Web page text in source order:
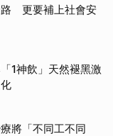
路 更要補上社會安
1神飲」天然褪黑激
將「不同工不同